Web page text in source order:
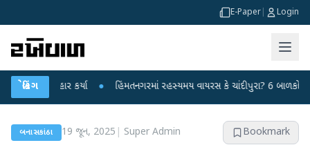
E-Paper Login
બ્રેકિંગ
કર્યા ● હિંમતનગરમાં રહસ્યમય વાયરસ કે ચાંદીપુરા? 6 બાળકોના મોતથી
બનાસકાંઠા 19 જૂન, 2025 Super Admin Bookmark